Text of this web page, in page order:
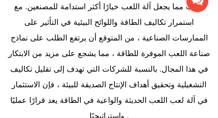
اللعب مما يجعل آلة اللعب خيارًا أكثر استدامة للمصنعين. مع
استمرار تكاليف الطاقة واللوائح البيئية في التأثير على
الممارسات الصناعية ، من المتوقع أن يرتفع الطلب على نماذج
صناعة اللعب الموفرة للطاقة ، مما يشجع على مزيد من الابتكار
في هذا المجال. بالنسبة للشركات التي تهدف إلى تقليل تكاليف
التشغيلية وتحقيق أهداف الإنتاج الصديقة للبيئة ، فإن الاستثمار
في آلة لعب اللعب الحديثة والواعية في الطاقة يعد قرارًا عمليًا